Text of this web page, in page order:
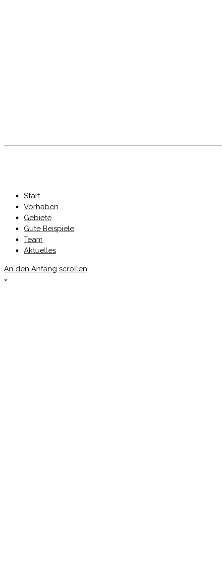
Start
Vorhaben
Gebiete
Gute Beispiele
Team
Aktuelles
An den Anfang scrollen
×